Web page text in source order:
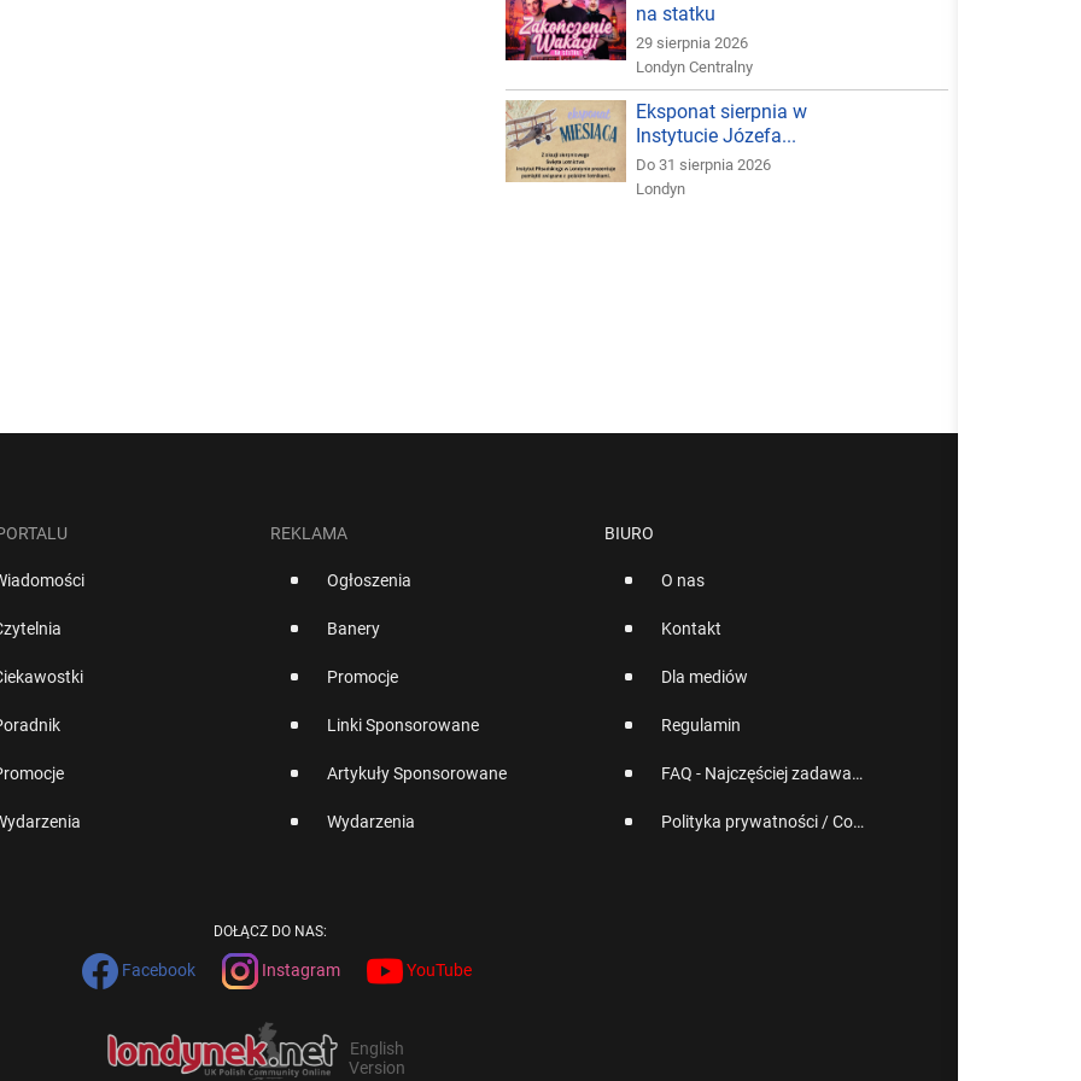
na statku
29 sierpnia 2026
Londyn Centralny
Eksponat sierpnia w
Instytucie Józefa...
Do 31 sierpnia 2026
Londyn
REKLAMA
Ogłoszenia
Banery
Promocje
Linki Sponsorowane
Artykuły Sponsorowane
Wydarzenia
BIURO
O nas
Kontakt
Dla mediów
Regulamin
FAQ - Najczęściej zadawane pytania
Polityka prywatności / Cookies
DOŁĄCZ DO NAS:
Facebook Instagram YouTube
English
Version